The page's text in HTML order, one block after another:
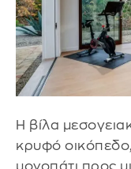
Η βίλα
κρυφό οικόπεδο,
μονοπάτι προς